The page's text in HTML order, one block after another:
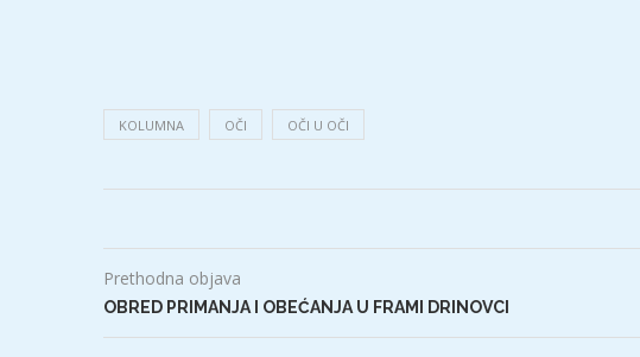
KOLUMNA OČI OČI U OČI
Prethodna objava
OBRED PRIMANJA I OBEĆANJA U FRAMI DRINOVCI